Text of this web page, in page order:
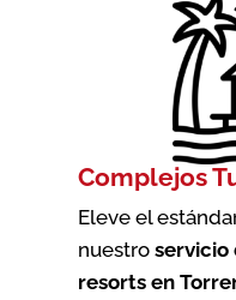
Complejos
Eleve el
nuestro servicio
resorts en